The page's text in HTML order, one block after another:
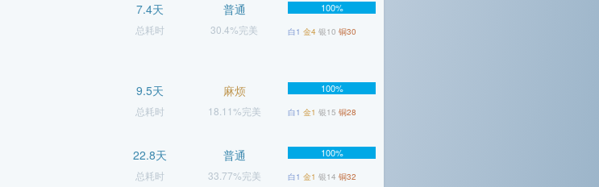
7.4天
总耗时
普通
30.4%完美
100%
白1 金4 银10 铜30
9.5天
总耗时
麻烦
18.11%完美
100%
白1 金1 银15 铜28
22.8天
总耗时
普通
33.77%完美
100%
白1 金1 银14 铜32